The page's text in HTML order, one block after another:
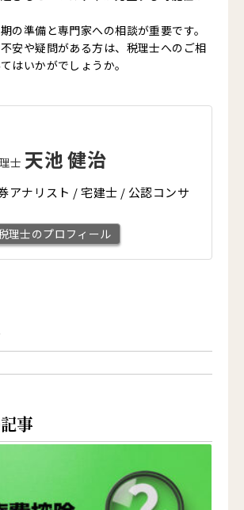
の準備と専門家への相談が重要です。
安や疑問がある方は、税理士へのご相
はいかがでしょうか。
士 天池 健治
アナリスト / 宅建士 / 公認コンサ
理士のプロフィール
事